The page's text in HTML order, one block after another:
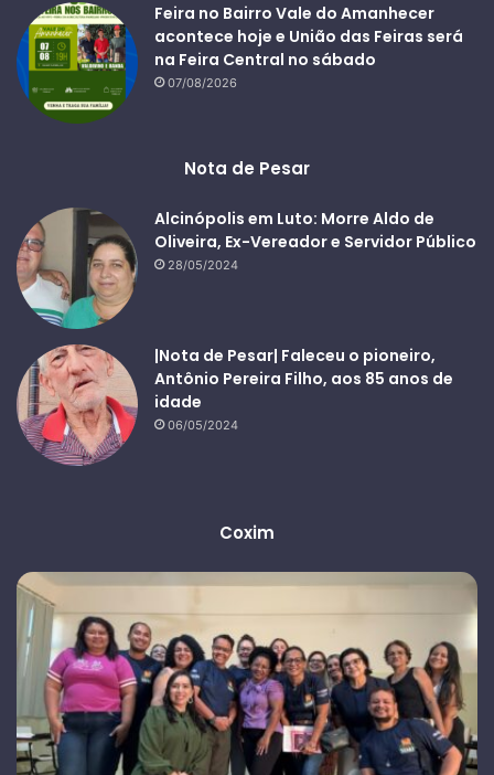
Feira no Bairro Vale do Amanhecer
acontece hoje e União das Feiras será
na Feira Central no sábado
07/08/2026
Nota de Pesar
Alcinópolis em Luto: Morre Aldo de
Oliveira, Ex-Vereador e Servidor Público
28/05/2024
|Nota de Pesar| Faleceu o pioneiro,
Antônio Pereira Filho, aos 85 anos de
idade
06/05/2024
Coxim